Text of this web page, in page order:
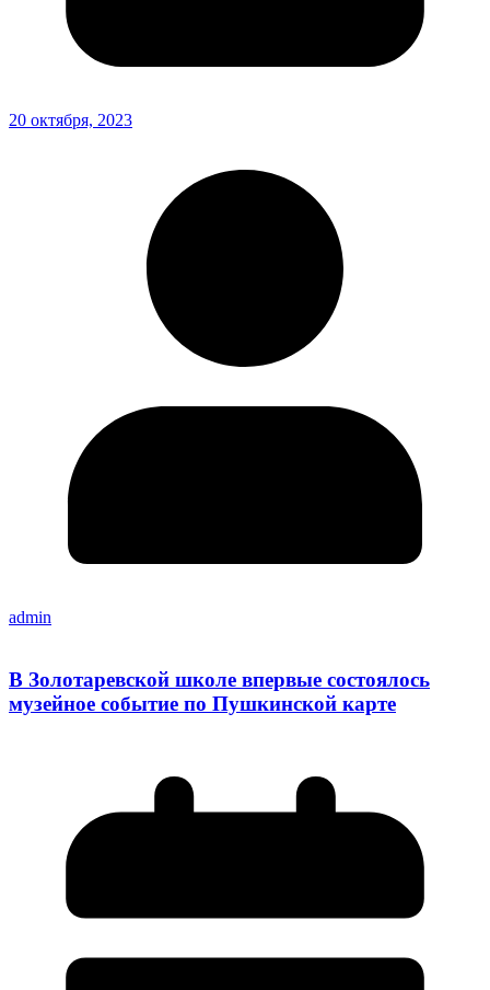
20 октября, 2023
admin
В Золотаревской школе впервые состоялось
музейное событие по Пушкинской карте